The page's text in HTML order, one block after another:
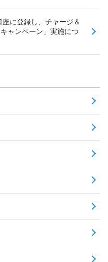
座に登録し、チャージ＆
ャンペーン」実施につ